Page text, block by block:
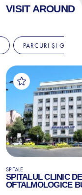
VISIT AROUND
PARCURI ȘI
SPITALE
SPITALUL CLINIC
OFTALMOLOGICE